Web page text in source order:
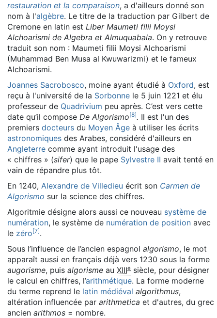
restauration et la comparaison, a d'ailleurs donné son
nom à l'algèbre. Le titre de la traduction par Gilbert de
Cremone en latin est Liber Maumeti filii Moysi
Alchoarismi de Algebra et Almuquabala. On y retrouve
traduit son nom : Maumeti filii Moysi Alchoarismi
(Muhammad Ben Musa al Kwuwarizmi) et le fameux
Alchoarismi.
Joannes Sacrobosco, moine ayant étudié à Oxford, est
reçu à l'université de la Sorbonne le 5 juin 1221 et élu
professeur de Quadrivium peu après. C’est vers cette
date qu’il compose De Algorismo[8]. Il est l'un des
premiers docteurs du Moyen Âge à utiliser les écrits
astronomiques des Arabes, considéré d'ailleurs en
Angleterre comme ayant introduit l'usage des
« chiffres » (sifer) que le pape Sylvestre II avait tenté en
vain de répandre plus tôt.
En 1240, Alexandre de Villedieu écrit son Carmen de
Algorismo sur la science des chiffres.
Algoritmie désigne alors aussi ce nouveau système de
numération, le système de numération de position avec
le zéro[7].
Sous l’influence de l’ancien espagnol algorismo, le mot
apparaît aussi en français déjà vers 1230 sous la forme
augorisme, puis algorisme au XIIIe siècle, pour désigner
le calcul en chiffres, l’arithmétique. La forme moderne
du terme reprend le latin médiéval algorithmus,
altération influencée par arithmetica et d'autres, du grec
ancien arithmos = nombre.